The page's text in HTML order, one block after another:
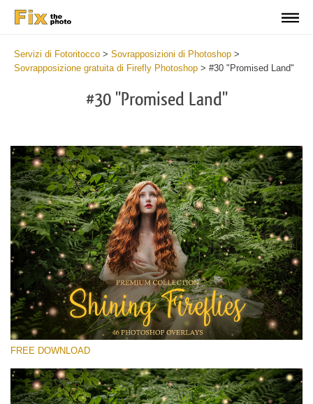
Servizi di Fotoritocco > Sovrapposizioni di Photoshop >
Sovrapposizione gratuita di Firefly Photoshop > #30 "Promised Land"
#30 "Promised Land"
Si prega di Selezionare
Small 800*533px
FREE DOWNLOAD